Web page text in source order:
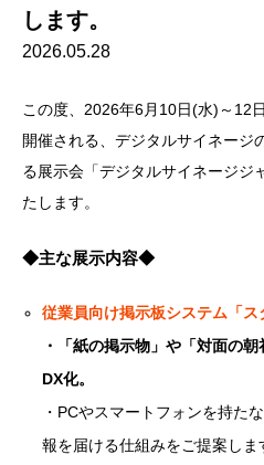
します。
2026.05.28
この度、2026年6月10日(水)～12
開催される、デジタルサイネージ
る展示会「デジタルサイネージジ
たします。
◆主な展示内容◆
従業員向け掲示板システム「ス
・「紙の掲示物」や「対面の
DX化。
・PCやスマートフォンを持た
報を届ける仕組みをご提案しま